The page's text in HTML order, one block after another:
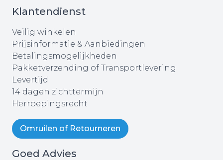
Klantendienst
Veilig winkelen
Prijsinformatie & Aanbiedingen
Betalingsmogelijkheden
Pakketverzending of Transportlevering
Levertijd
14 dagen zichttermijn
Herroepingsrecht
Omruilen of Retourneren
Goed Advies